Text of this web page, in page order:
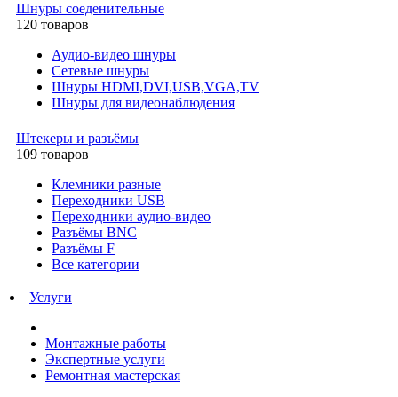
Шнуры соеденительные
120 товаров
Аудио-видео шнуры
Сетевые шнуры
Шнуры HDMI,DVI,USB,VGA,TV
Шнуры для видеонаблюдения
Штекеры и разъёмы
109 товаров
Клемники разные
Переходники USB
Переходники аудио-видео
Разъёмы BNC
Разъёмы F
Все категории
Услуги
Монтажные работы
Экспертные услуги
Ремонтная мастерская